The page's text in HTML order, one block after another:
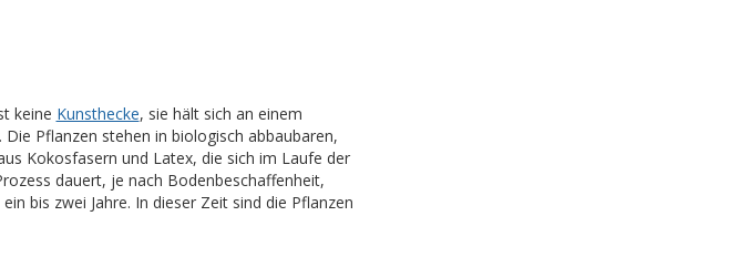
keine Kunsthecke, sie hält sich an einem
Pflanzen stehen in biologisch abbaubaren,
Kokosfasern und Latex, die sich im Laufe der
dauert, je nach Bodenbeschaffenheit,
bis zwei Jahre. In dieser Zeit sind die Pflanzen